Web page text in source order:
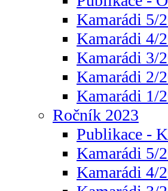
Kamarádi 5/
Kamarádi 4/
Kamarádi 3/
Kamarádi 2/
Kamarádi 1/
Ročník 2023
Publikace -
Kamarádi 5/
Kamarádi 4/